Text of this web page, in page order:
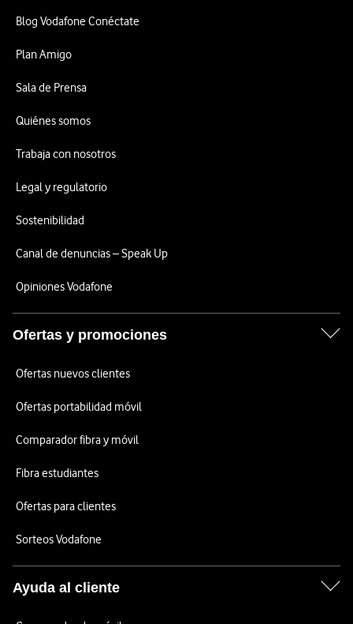
Blog Vodafone Conéctate
Plan Amigo
Sala de Prensa
Quiénes somos
Trabaja con nosotros
Legal y regulatorio
Sostenibilidad
Canal de denuncias – Speak Up
Opiniones Vodafone
Ofertas y promociones
Ofertas nuevos clientes
Ofertas portabilidad móvil
Comparador fibra y móvil
Fibra estudiantes
Ofertas para clientes
Sorteos Vodafone
Ayuda al cliente